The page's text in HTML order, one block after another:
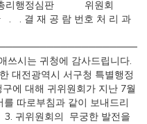
리행정심판 위원회
. . 결 재 공 람 번호 처 리 과
시는 귀청에 감사드립니다.
대전광역시 서구청 특별행정
에 대해 귀위원회가 지난 7월
따로부침과 같이 보내드리
귀위원회의 무궁한 발전을